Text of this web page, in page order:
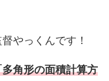
やっくんです！
多角形の面積計算方